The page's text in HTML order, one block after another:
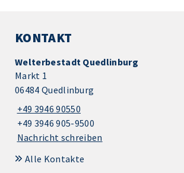
KONTAKT
Welterbestadt Quedlinburg
Markt 1
06484 Quedlinburg
+49 3946 90550
+49 3946 905-9500
Nachricht schreiben
Alle Kontakte